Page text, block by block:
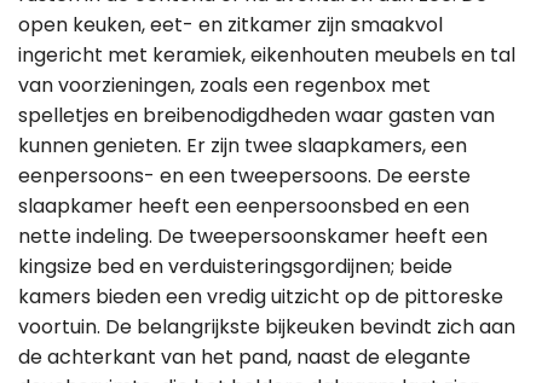
open keuken, eet- en zitkamer zijn smaakvol
ingericht met keramiek, eikenhouten meubels en tal
van voorzieningen, zoals een regenbox met
spelletjes en breibenodigdheden waar gasten van
kunnen genieten. Er zijn twee slaapkamers, een
eenpersoons- en een tweepersoons. De eerste
slaapkamer heeft een eenpersoonsbed en een
nette indeling. De tweepersoonskamer heeft een
kingsize bed en verduisteringsgordijnen; beide
kamers bieden een vredig uitzicht op de pittoreske
voortuin. De belangrijkste bijkeuken bevindt zich aan
de achterkant van het pand, naast de elegante